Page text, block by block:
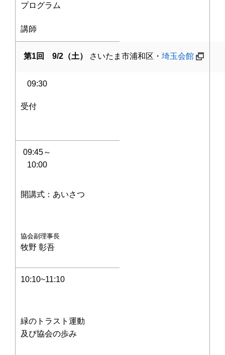
プログラム
講師
第1回 9/2（土） さいたま市浦和区・ 埼玉会館
09:30
受付
09:45～
10:00
開講式：あいさつ
協会副理事長
牧野 彰吾
10:10~11:10
緑のトラスト運動
及び協会の歩み